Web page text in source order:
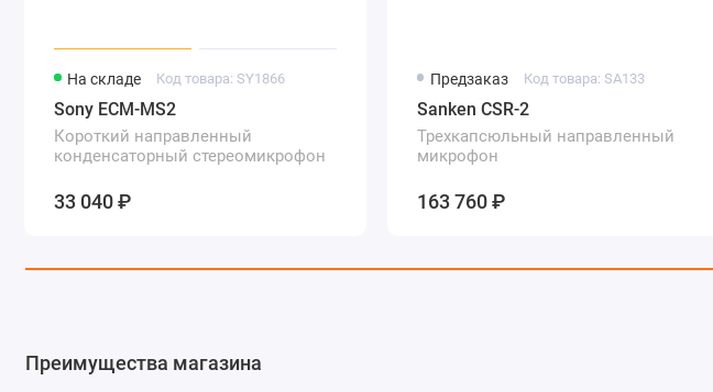
На складе Код товара: SY1866
Sony ECM-MS2
Короткий направленный
конденсаторный стереомикрофон
33 040 ₽
Предзаказ Код товара: SA133
Sanken CSR-2
Трехкапсюльный направленный
микрофон
163 760 ₽
Преимущества магазина